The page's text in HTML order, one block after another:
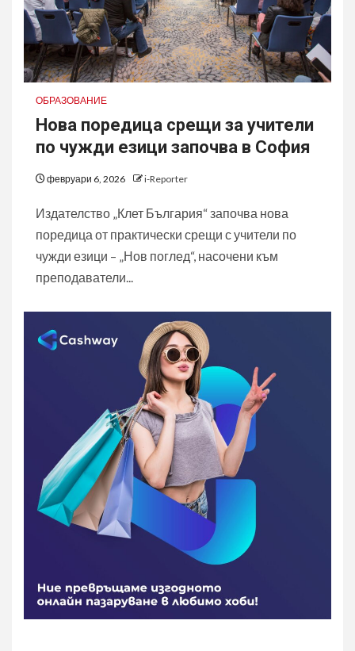
ОБРАЗОВАНИЕ
Нова поредица срещи за учители
по чужди езици започва в София
февруари 6, 2026 i-Reporter
Издателство „Клет България“ започва нова
поредица от практически срещи с учители по
чужди езици – „Нов поглед“, насочени към
преподаватели...